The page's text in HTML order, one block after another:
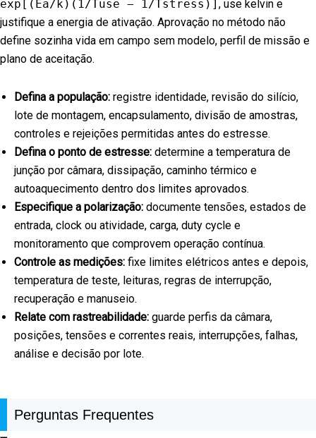
exp[(Ea/k)(1/Tuse − 1/Tstress)] , use kelvin e
justifique a energia de ativação. Aprovação no método não
define sozinha vida em campo sem modelo, perfil de missão e
plano de aceitação.
Defina a população: registre identidade, revisão do silício,
lote de montagem, encapsulamento, divisão de amostras,
controles e rejeições permitidas antes do estresse.
Defina o ponto de estresse: determine a temperatura de
junção por câmara, dissipação, caminho térmico e
autoaquecimento dentro dos limites aprovados.
Especifique a polarização: documente tensões, estados de
entrada, clock ou atividade, carga, duty cycle e
monitoramento que comprovem operação contínua.
Controle as medições: fixe limites elétricos antes e depois,
temperatura de teste, leituras, regras de interrupção,
recuperação e manuseio.
Relate com rastreabilidade: guarde perfis da câmara,
posições, tensões e correntes reais, interrupções, falhas,
análise e decisão por lote.
Perguntas Frequentes